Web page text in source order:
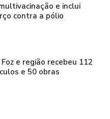
e inclui
contra a pólio
e região recebeu 112
e 50 obras